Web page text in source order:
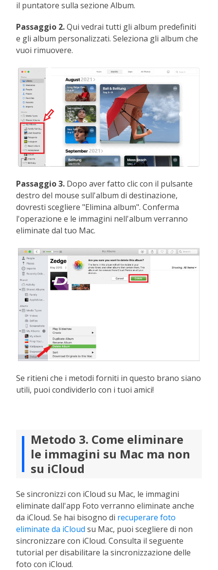
il puntatore sulla sezione Album.
Passaggio 2.Qui vedrai tutti gli album predefiniti
e gli album personalizzati. Seleziona gli album che
vuoi rimuovere.
Passaggio 3. Dopo aver fatto clic con il pulsante
destro del mouse sull'album di destinazione,
dovresti scegliere "Elimina album". Conferma
l'operazione e le immagini nell'album verranno
eliminate dal tuo Mac.
Se ritieni che i metodi forniti in questo brano siano
utili, puoi condividerlo con i tuoi amici!
Metodo 3. Come eliminare
le immagini su Mac ma non
su iCloud
Se sincronizzi con iCloud su Mac, le immagini
eliminate dall'app Foto verranno eliminate anche
da iCloud. Se hai bisogno di recuperare foto
eliminate da iCloud su Mac, puoi scegliere di non
sincronizzare con iCloud. Consulta il seguente
tutorial per disabilitare la sincronizzazione delle
foto con iCloud.